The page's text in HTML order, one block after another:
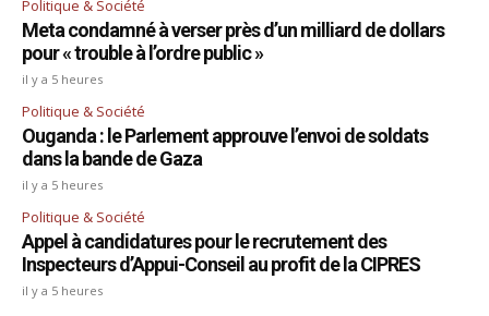
Politique & Société
Meta condamné à verser près d’un milliard de dollars
pour « trouble à l’ordre public »
il y a 5 heures
Politique & Société
Ouganda : le Parlement approuve l’envoi de soldats
dans la bande de Gaza
il y a 5 heures
Politique & Société
Appel à candidatures pour le recrutement des
Inspecteurs d’Appui-Conseil au profit de la CIPRES
il y a 5 heures